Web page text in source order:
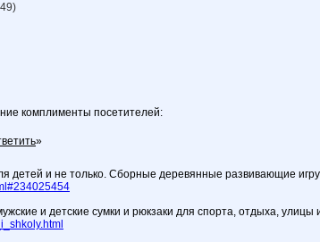
комплименты посетителей:
»
детей и не только. Сборные деревянные развивающие
и детские сумки и рюкзаки для спорта, отдыха, улицы